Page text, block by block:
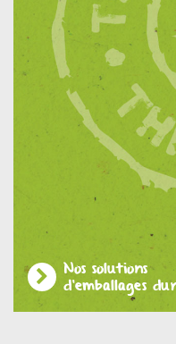
Nos solutions
d'emballages